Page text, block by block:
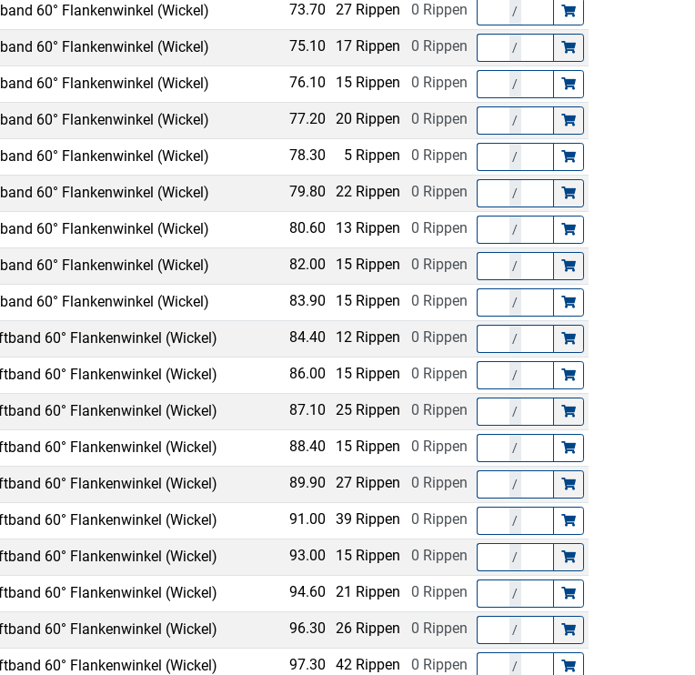
60° Flankenwinkel (Wickel) 73.70 27 Rippen 0 Rippen /
60° Flankenwinkel (Wickel) 75.10 17 Rippen 0 Rippen /
60° Flankenwinkel (Wickel) 76.10 15 Rippen 0 Rippen /
60° Flankenwinkel (Wickel) 77.20 20 Rippen 0 Rippen /
60° Flankenwinkel (Wickel) 78.30 5 Rippen 0 Rippen /
60° Flankenwinkel (Wickel) 79.80 22 Rippen 0 Rippen /
60° Flankenwinkel (Wickel) 80.60 13 Rippen 0 Rippen /
60° Flankenwinkel (Wickel) 82.00 15 Rippen 0 Rippen /
60° Flankenwinkel (Wickel) 83.90 15 Rippen 0 Rippen /
60° Flankenwinkel (Wickel) 84.40 12 Rippen 0 Rippen /
60° Flankenwinkel (Wickel) 86.00 15 Rippen 0 Rippen /
60° Flankenwinkel (Wickel) 87.10 25 Rippen 0 Rippen /
60° Flankenwinkel (Wickel) 88.40 15 Rippen 0 Rippen /
60° Flankenwinkel (Wickel) 89.90 27 Rippen 0 Rippen /
60° Flankenwinkel (Wickel) 91.00 39 Rippen 0 Rippen /
60° Flankenwinkel (Wickel) 93.00 15 Rippen 0 Rippen /
60° Flankenwinkel (Wickel) 94.60 21 Rippen 0 Rippen /
60° Flankenwinkel (Wickel) 96.30 26 Rippen 0 Rippen /
60° Flankenwinkel (Wickel) 97.30 42 Rippen 0 Rippen /